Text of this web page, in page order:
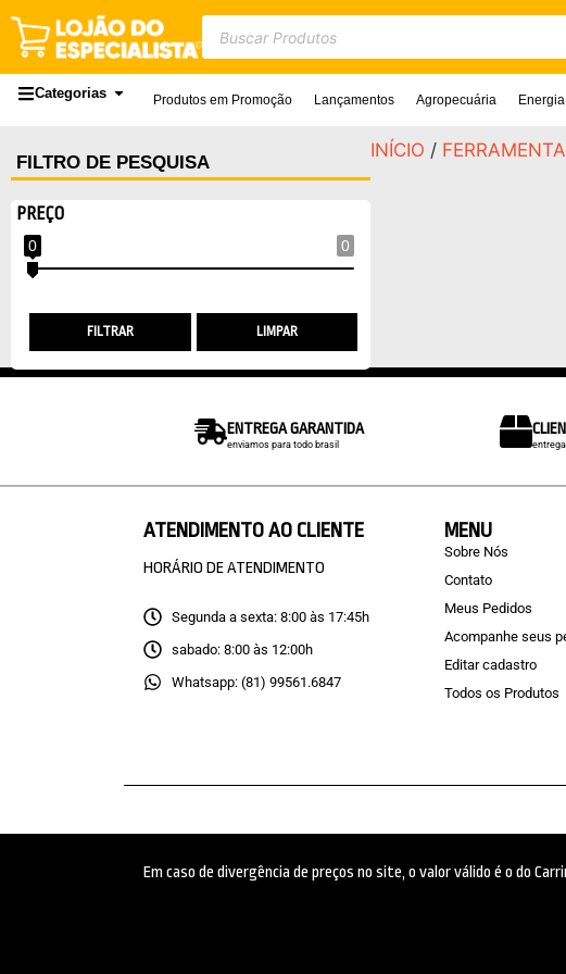
Categorias Produtos em Promoção Lançamentos Agropecuária
FILTRO DE PESQUISA
PREÇO
0
0
FILTRAR LIMPAR
INÍCIO /
ENTREGA GARANTIDA
enviamos para todo brasil
ATENDIMENTO AO CLIENTE
HORÁRIO DE ATENDIMENTO
Segunda a sexta: 8:00 às 17:45h
sabado: 8:00 às 12:00h
Whatsapp: (81) 99561.6847
MENU
Sobre Nós
Contato
Meus Pedidos
Acompanhe seus
Editar cadastro
Todos os Produtos
Em caso de divergência de preços no site, o valor válido é o do